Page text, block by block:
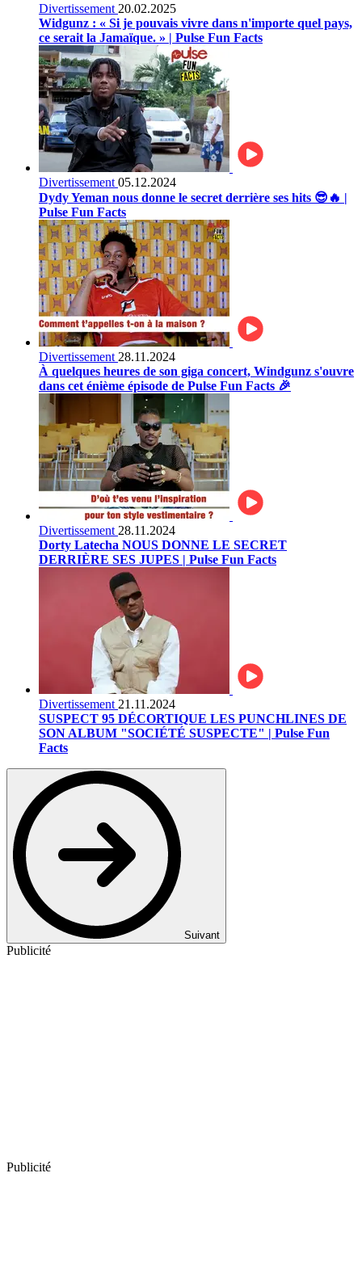
Divertissement 20.02.2025
Widgunz : « Si je pouvais vivre dans n'importe quel pays,
ce serait la Jamaïque. » | Pulse Fun Facts
Divertissement 05.12.2024
Dydy Yeman nous donne le secret derrière ses hits 😎🔥 |
Pulse Fun Facts
Divertissement 28.11.2024
À quelques heures de son giga concert, Windgunz s'ouvre
dans cet énième épisode de Pulse Fun Facts 🎉
Divertissement 28.11.2024
Dorty Latecha NOUS DONNE LE SECRET
DERRIÈRE SES JUPES | Pulse Fun Facts
Divertissement 21.11.2024
SUSPECT 95 DÉCORTIQUE LES PUNCHLINES DE
SON ALBUM "SOCIÉTÉ SUSPECTE" | Pulse Fun
Facts
Suivant
Publicité
Publicité